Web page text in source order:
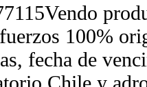
100%
fecha de
Chile y